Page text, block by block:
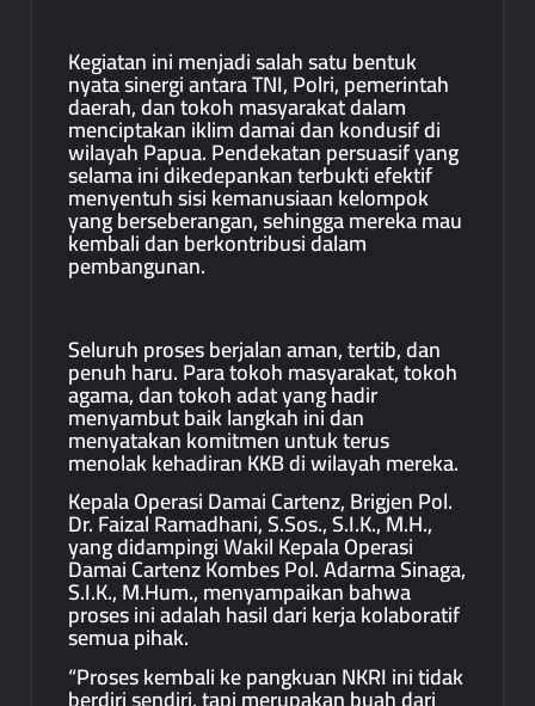
Kegiatan ini menjadi salah satu bentuk
nyata sinergi antara TNI, Polri, pemerintah
daerah, dan tokoh masyarakat dalam
menciptakan iklim damai dan kondusif di
wilayah Papua. Pendekatan persuasif yang
selama ini dikedepankan terbukti efektif
menyentuh sisi kemanusiaan kelompok
yang berseberangan, sehingga mereka mau
kembali dan berkontribusi dalam
pembangunan.
Seluruh proses berjalan aman, tertib, dan
penuh haru. Para tokoh masyarakat, tokoh
agama, dan tokoh adat yang hadir
menyambut baik langkah ini dan
menyatakan komitmen untuk terus
menolak kehadiran KKB di wilayah mereka.
Kepala Operasi Damai Cartenz, Brigjen Pol.
Dr. Faizal Ramadhani, S.Sos., S.I.K., M.H.,
yang didampingi Wakil Kepala Operasi
Damai Cartenz Kombes Pol. Adarma Sinaga,
S.I.K., M.Hum., menyampaikan bahwa
proses ini adalah hasil dari kerja kolaboratif
semua pihak.
“Proses kembali ke pangkuan NKRI ini tidak